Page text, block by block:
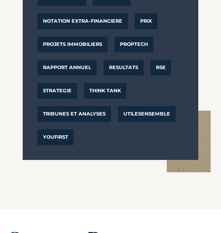
NOTATION EXTRA-FINANCIERE PRIX
PROJETS IMMOBILIERS PROPTECH
RAPPORT ANNUEL RESULTATS RSE
STRATEGIE THINK TANK
TRIBUNES ET ANALYSES UTILESENSEMBLE
YOUFIRST